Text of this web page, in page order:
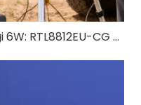
Modul FPV 5GHz Kuasa Tinggi 6W: RTL8812EU-CG untuk FPV Dron Jarak Jauh